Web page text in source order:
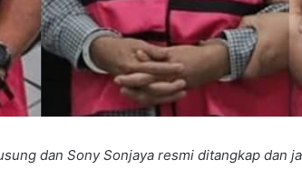
dan Sony Sonjaya resmi ditangkap dan